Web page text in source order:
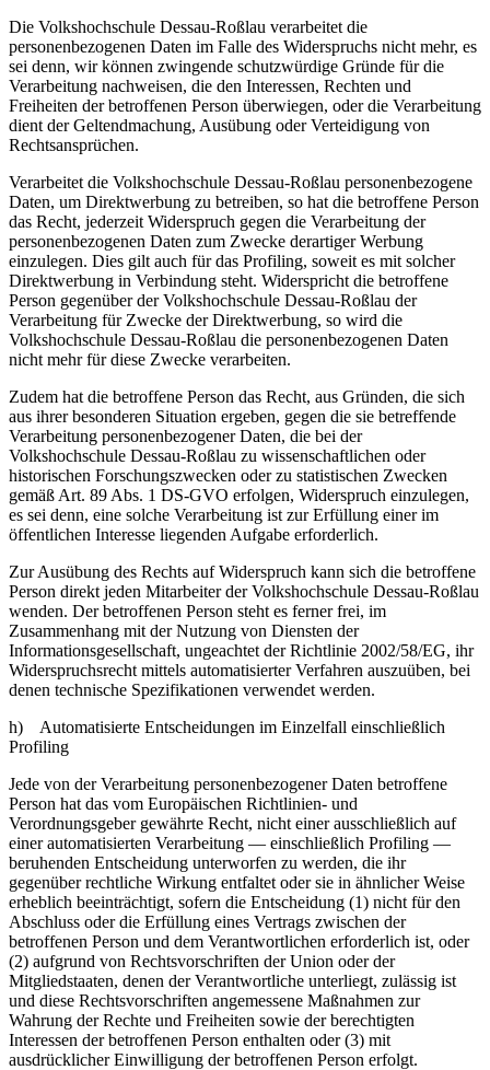
Die Volkshochschule Dessau-Roßlau verarbeitet die
personenbezogenen Daten im Falle des Widerspruchs nicht mehr, es
sei denn, wir können zwingende schutzwürdige Gründe für die
Verarbeitung nachweisen, die den Interessen, Rechten und
Freiheiten der betroffenen Person überwiegen, oder die Verarbeitung
dient der Geltendmachung, Ausübung oder Verteidigung von
Rechtsansprüchen.
Verarbeitet die Volkshochschule Dessau-Roßlau personenbezogene
Daten, um Direktwerbung zu betreiben, so hat die betroffene Person
das Recht, jederzeit Widerspruch gegen die Verarbeitung der
personenbezogenen Daten zum Zwecke derartiger Werbung
einzulegen. Dies gilt auch für das Profiling, soweit es mit solcher
Direktwerbung in Verbindung steht. Widerspricht die betroffene
Person gegenüber der Volkshochschule Dessau-Roßlau der
Verarbeitung für Zwecke der Direktwerbung, so wird die
Volkshochschule Dessau-Roßlau die personenbezogenen Daten
nicht mehr für diese Zwecke verarbeiten.
Zudem hat die betroffene Person das Recht, aus Gründen, die sich
aus ihrer besonderen Situation ergeben, gegen die sie betreffende
Verarbeitung personenbezogener Daten, die bei der
Volkshochschule Dessau-Roßlau zu wissenschaftlichen oder
historischen Forschungszwecken oder zu statistischen Zwecken
gemäß Art. 89 Abs. 1 DS-GVO erfolgen, Widerspruch einzulegen,
es sei denn, eine solche Verarbeitung ist zur Erfüllung einer im
öffentlichen Interesse liegenden Aufgabe erforderlich.
Zur Ausübung des Rechts auf Widerspruch kann sich die betroffene
Person direkt jeden Mitarbeiter der Volkshochschule Dessau-Roßlau
wenden. Der betroffenen Person steht es ferner frei, im
Zusammenhang mit der Nutzung von Diensten der
Informationsgesellschaft, ungeachtet der Richtlinie 2002/58/EG, ihr
Widerspruchsrecht mittels automatisierter Verfahren auszuüben, bei
denen technische Spezifikationen verwendet werden.
h) Automatisierte Entscheidungen im Einzelfall einschließlich
Profiling
Jede von der Verarbeitung personenbezogener Daten betroffene
Person hat das vom Europäischen Richtlinien- und
Verordnungsgeber gewährte Recht, nicht einer ausschließlich auf
einer automatisierten Verarbeitung — einschließlich Profiling —
beruhenden Entscheidung unterworfen zu werden, die ihr
gegenüber rechtliche Wirkung entfaltet oder sie in ähnlicher Weise
erheblich beeinträchtigt, sofern die Entscheidung (1) nicht für den
Abschluss oder die Erfüllung eines Vertrags zwischen der
betroffenen Person und dem Verantwortlichen erforderlich ist, oder
(2) aufgrund von Rechtsvorschriften der Union oder der
Mitgliedstaaten, denen der Verantwortliche unterliegt, zulässig ist
und diese Rechtsvorschriften angemessene Maßnahmen zur
Wahrung der Rechte und Freiheiten sowie der berechtigten
Interessen der betroffenen Person enthalten oder (3) mit
ausdrücklicher Einwilligung der betroffenen Person erfolgt.